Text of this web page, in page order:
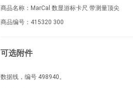
商品名称：MarCal 数显游标卡尺 带测量顶尖
商品编号：415320 300
可选附件
数据线，编号 498940。